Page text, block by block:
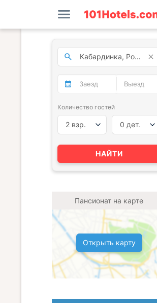
Количество гостей
2 взр. 0 дет.
НАЙТИ
Пансионат на карте
Открыть карту